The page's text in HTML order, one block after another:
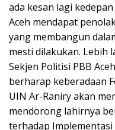
ada kesan lagi
Aceh mendapat
yang membangun
mesti dilakukan. Lebih
Sekjen Politisi PBB
berharap keberadaan
UIN Ar-Raniry akan
mendorong lahirnya
terhadap Implementasi